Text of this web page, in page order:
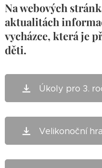
Na webových
aktualitách
vycházce, která je
děti.
Úkoly pro 3.
Velikonoční